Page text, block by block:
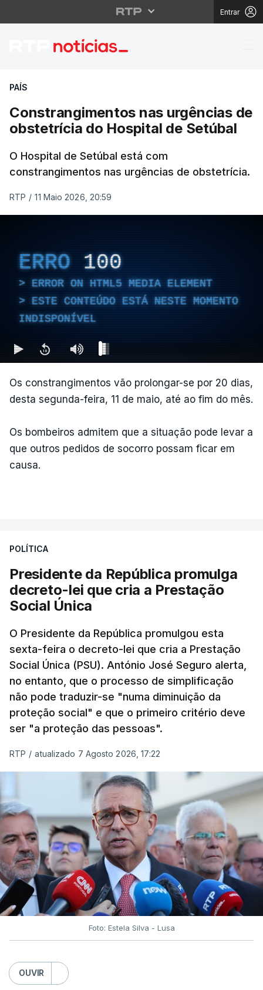
Entrar
Constrangimentos
PAÍS
Constrangimentos nas urgências de
obstetrícia do Hospital de Setúbal
O Hospital de Setúbal está com
constrangimentos nas urgências de obstetrícia.
RTP / 11 Maio 2026, 20:59
ERRO 100
ERROR ON HTML5 MEDIA ELEMENT
ESTE CONTEÚDO ESTÁ NESTE MOMENTO
INDISPONÍVEL
Os constrangimentos vão prolongar-se por 20 dias,
desta segunda-feira, 11 de maio, até ao fim do mês.
Os bombeiros admitem que a situação pode levar a
que outros pedidos de socorro possam ficar em
causa.
POLÍTICA
Presidente da República promulga
decreto-lei que cria a Prestação
Social Única
O Presidente da República promulgou esta
sexta-feira o decreto-lei que cria a Prestação
Social Única (PSU). António José Seguro alerta,
no entanto, que o processo de simplificação
não pode traduzir-se "numa diminuição da
proteção social" e que o primeiro critério deve
ser "a proteção das pessoas".
RTP / atualizado 7 Agosto 2026, 17:22
Foto: Estela Silva - Lusa
OUVIR